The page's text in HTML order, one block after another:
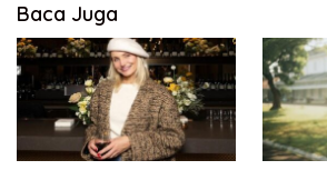
Baca Juga